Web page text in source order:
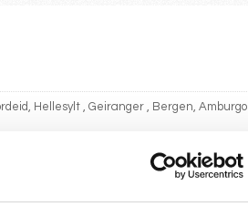
Hellesylt , Geiranger , Bergen, Amburgo